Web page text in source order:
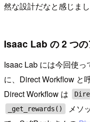
然な設計だなと感じまし
Isaac Lab の 2 つ
Isaac Lab には今回使
に、Direct Workflow と
Direct Workflow は
_get_rewards()
メソ